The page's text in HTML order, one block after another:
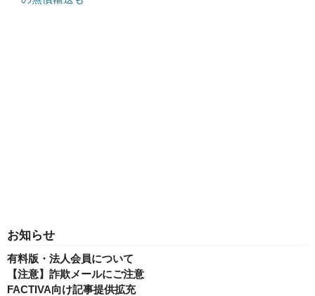
お知らせ
有料版・法人会員について
【注意】詐欺メールにご注意
FACTIVA向け記事提供拡充